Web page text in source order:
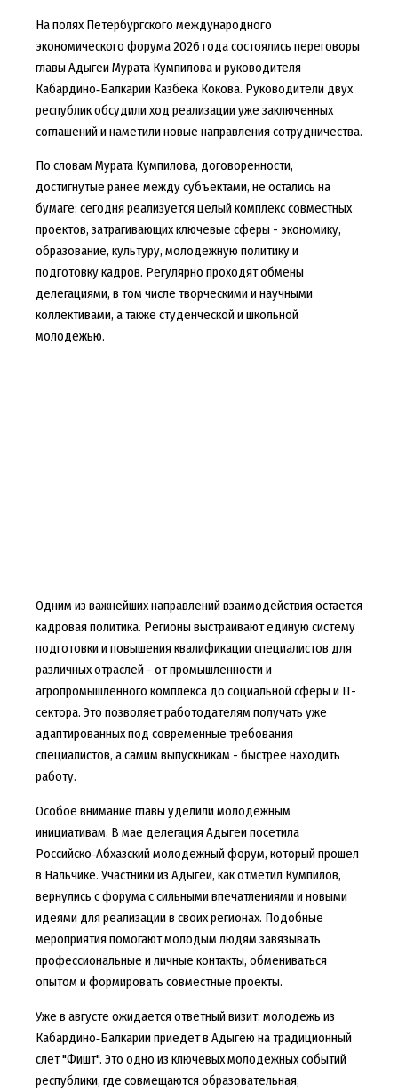
На полях Петербургского международного
экономического форума 2026 года состоялись переговоры
главы Адыгеи Мурата Кумпилова и руководителя
Кабардино‑Балкарии Казбека Кокова. Руководители двух
республик обсудили ход реализации уже заключенных
соглашений и наметили новые направления сотрудничества.
По словам Мурата Кумпилова, договоренности,
достигнутые ранее между субъектами, не остались на
бумаге: сегодня реализуется целый комплекс совместных
проектов, затрагивающих ключевые сферы - экономику,
образование, культуру, молодежную политику и
подготовку кадров. Регулярно проходят обмены
делегациями, в том числе творческими и научными
коллективами, а также студенческой и школьной
молодежью.
Одним из важнейших направлений взаимодействия остается
кадровая политика. Регионы выстраивают единую систему
подготовки и повышения квалификации специалистов для
различных отраслей - от промышленности и
агропромышленного комплекса до социальной сферы и IT-
сектора. Это позволяет работодателям получать уже
адаптированных под современные требования
специалистов, а самим выпускникам - быстрее находить
работу.
Особое внимание главы уделили молодежным
инициативам. В мае делегация Адыгеи посетила
Российско‑Абхазский молодежный форум, который прошел
в Нальчике. Участники из Адыгеи, как отметил Кумпилов,
вернулись с форума с сильными впечатлениями и новыми
идеями для реализации в своих регионах. Подобные
мероприятия помогают молодым людям завязывать
профессиональные и личные контакты, обмениваться
опытом и формировать совместные проекты.
Уже в августе ожидается ответный визит: молодежь из
Кабардино‑Балкарии приедет в Адыгею на традиционный
слет "Фишт". Это одно из ключевых молодежных событий
республики, где совмещаются образовательная,